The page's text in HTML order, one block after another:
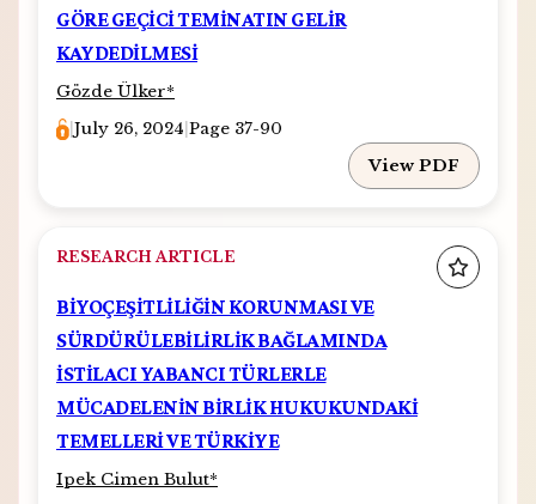
GÖRE GEÇİCİ TEMİNATIN GELİR
KAYDEDİLMESİ
Gözde Ülker*
|July 26, 2024 |Page 37-90
View PDF
RESEARCH ARTICLE
BİYOÇEŞİTLİLİĞİN KORUNMASI VE
SÜRDÜRÜLEBİLİRLİK BAĞLAMINDA
İSTİLACI YABANCI TÜRLERLE
MÜCADELENİN BİRLİK HUKUKUNDAKİ
TEMELLERİ VE TÜRKİYE
Ipek Cimen Bulut*